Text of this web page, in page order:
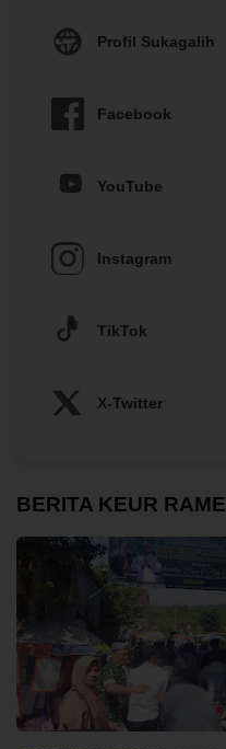
Profil Sukagalih
Facebook
YouTube
Instagram
TikTok
X-Twitter
BERITA KEUR RAME